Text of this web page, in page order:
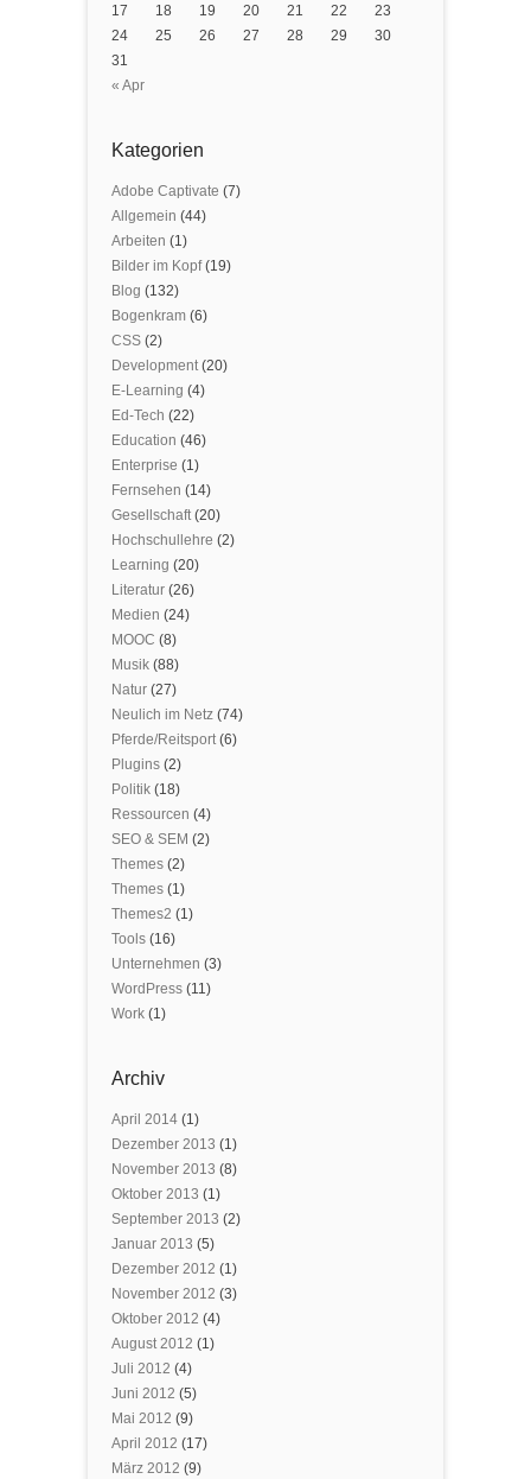
« Apr
17
18 19 20 21 22
23
24
25 26 27 28 29
30
31
Kategorien
Adobe Captivate (7)
Allgemein (44)
Arbeiten (1)
Bilder im Kopf(19)
Blog (132)
Bogenkram (6)
CSS (2)
Development(20)
E-Learning (4)
Ed-Tech (22)
Education (46)
Enterprise (1)
Fernsehen (14)
Gesellschaft(20)
Hochschullehre (2)
Learning (20)
Literatur (26)
Medien (24)
MOOC (8)
Musik (88)
Natur (27)
Neulich im Netz (74)
Pferde/Reitsport(6)
Plugins (2)
Politik (18)
Ressourcen (4)
SEO & SEM (2)
Themes (2)
Themes (1)
Themes2 (1)
Tools (16)
Unternehmen (3)
WordPress (11)
Work (1)
Archiv
April 2014 (1)
Dezember 2013 (1)
November 2013 (8)
Oktober 2013 (1)
September 2013 (2)
Januar 2013 (5)
Dezember 2012 (1)
November 2012 (3)
Oktober 2012 (4)
August 2012 (1)
Juli 2012 (4)
Juni 2012 (5)
Mai 2012 (9)
April 2012 (17)
März 2012 (9)